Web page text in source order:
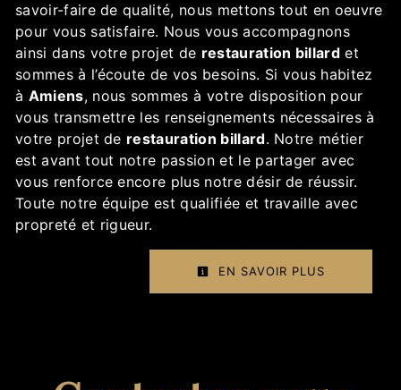
savoir-faire de qualité, nous mettons tout en oeuvre
pour vous satisfaire. Nous vous accompagnons
ainsi dans votre projet de restauration billard et
sommes à l’écoute de vos besoins. Si vous habitez
à Amiens, nous sommes à votre disposition pour
vous transmettre les renseignements nécessaires à
votre projet de restauration billard. Notre métier
est avant tout notre passion et le partager avec
vous renforce encore plus notre désir de réussir.
Toute notre équipe est qualifiée et travaille avec
propreté et rigueur.
EN SAVOIR PLUS